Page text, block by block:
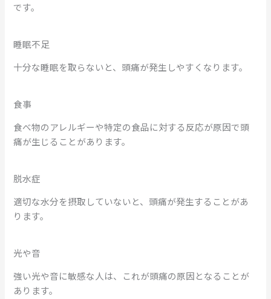
です。
睡眠不足
十分な睡眠を取らないと、頭痛が発生しやすくなります。
食事
食べ物のアレルギーや特定の食品に対する反応が原因で頭
痛が生じることがあります。
脱水症
適切な水分を摂取していないと、頭痛が発生することがあ
ります。
光や音
強い光や音に敏感な人は、これが頭痛の原因となることが
あります。